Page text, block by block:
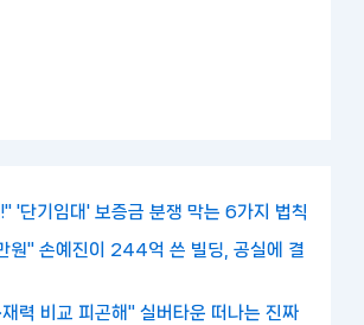
'단기임대' 보증금 분쟁 막는 6가지 법칙
원" 손예진이 244억 쓴 빌딩, 공실에 결
재력 비교 피곤해" 실버타운 떠나는 진짜